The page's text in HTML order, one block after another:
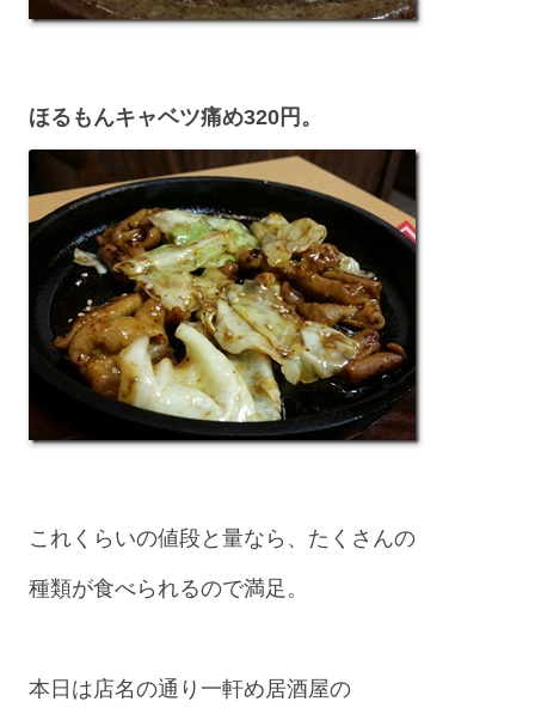
ほるもんキャベツ痛め320円。
これくらいの値段と量なら、たくさんの
種類が食べられるので満足。
本日は店名の通り一軒め居酒屋の